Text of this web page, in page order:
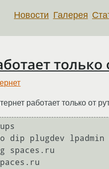
Новости Галерея
только
работает только от
dip plugdev lpadmin
spaces.ru